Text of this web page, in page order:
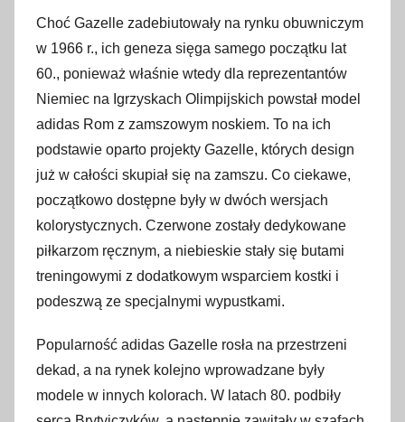
Choć Gazelle zadebiutowały na rynku obuwniczym
w 1966 r., ich geneza sięga samego początku lat
60., ponieważ właśnie wtedy dla reprezentantów
Niemiec na Igrzyskach Olimpijskich powstał model
adidas Rom z zamszowym noskiem. To na ich
podstawie oparto projekty Gazelle, których design
już w całości skupiał się na zamszu. Co ciekawe,
początkowo dostępne były w dwóch wersjach
kolorystycznych. Czerwone zostały dedykowane
piłkarzom ręcznym, a niebieskie stały się butami
treningowymi z dodatkowym wsparciem kostki i
podeszwą ze specjalnymi wypustkami.
Popularność adidas Gazelle rosła na przestrzeni
dekad, a na rynek kolejno wprowadzane były
modele w innych kolorach. W latach 80. podbiły